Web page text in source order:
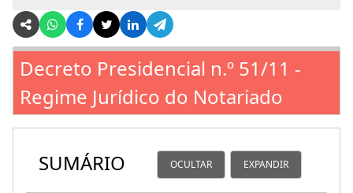
Decreto Presidencial n.º 51/11 -
Regime Jurídico do Notariado
SUMÁRIO OCULTAR EXPANDIR